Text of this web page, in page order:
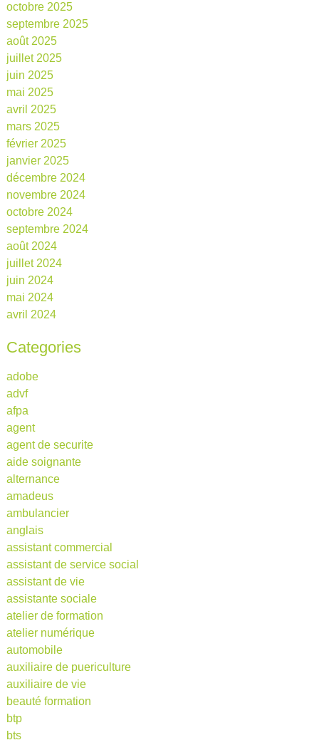
octobre 2025
septembre 2025
août 2025
juillet 2025
juin 2025
mai 2025
avril 2025
mars 2025
février 2025
janvier 2025
décembre 2024
novembre 2024
octobre 2024
septembre 2024
août 2024
juillet 2024
juin 2024
mai 2024
avril 2024
Categories
adobe
advf
afpa
agent
agent de securite
aide soignante
alternance
amadeus
ambulancier
anglais
assistant commercial
assistant de service social
assistant de vie
assistante sociale
atelier de formation
atelier numérique
automobile
auxiliaire de puericulture
auxiliaire de vie
beauté formation
btp
bts